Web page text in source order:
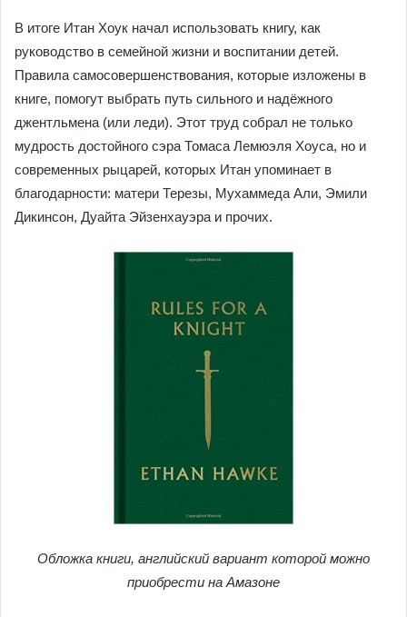
В итоге Итан Хоук начал использовать книгу, как
руководство в семейной жизни и воспитании детей.
Правила самосовершенствования, которые изложены в
книге, помогут выбрать путь сильного и надёжного
джентльмена (или леди). Этот труд собрал не только
мудрость достойного сэра Томаса Лемюэля Хоуса, но и
современных рыцарей, которых Итан упоминает в
благодарности: матери Терезы, Мухаммеда Али, Эмили
Дикинсон, Дуайта Эйзенхауэра и прочих.
Обложка книги, английский вариант которой можно
приобрести на Амазоне